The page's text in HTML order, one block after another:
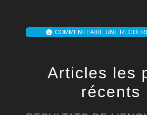
COMMENT FAIRE UNE
Articles les
récents